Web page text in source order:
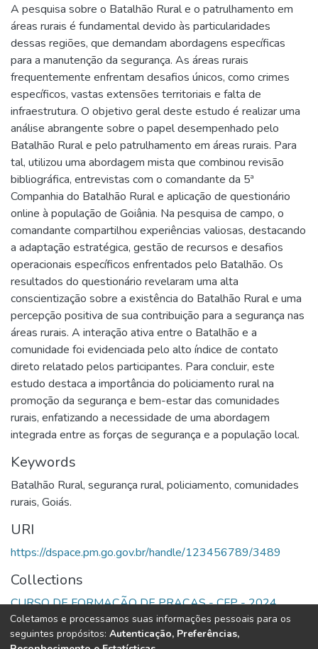
A pesquisa sobre o Batalhão Rural e o patrulhamento em
áreas rurais é fundamental devido às particularidades
dessas regiões, que demandam abordagens específicas
para a manutenção da segurança. As áreas rurais
frequentemente enfrentam desafios únicos, como crimes
específicos, vastas extensões territoriais e falta de
infraestrutura. O objetivo geral deste estudo é realizar uma
análise abrangente sobre o papel desempenhado pelo
Batalhão Rural e pelo patrulhamento em áreas rurais. Para
tal, utilizou uma abordagem mista que combinou revisão
bibliográfica, entrevistas com o comandante da 5ª
Companhia do Batalhão Rural e aplicação de questionário
online à população de Goiânia. Na pesquisa de campo, o
comandante compartilhou experiências valiosas, destacando
a adaptação estratégica, gestão de recursos e desafios
operacionais específicos enfrentados pelo Batalhão. Os
resultados do questionário revelaram uma alta
conscientização sobre a existência do Batalhão Rural e uma
percepção positiva de sua contribuição para a segurança nas
áreas rurais. A interação ativa entre o Batalhão e a
comunidade foi evidenciada pelo alto índice de contato
direto relatado pelos participantes. Para concluir, este
estudo destaca a importância do policiamento rural na
promoção da segurança e bem-estar das comunidades
rurais, enfatizando a necessidade de uma abordagem
integrada entre as forças de segurança e a população local.
Keywords
Batalhão Rural, segurança rural, policiamento, comunidades
rurais, Goiás.
URI
https://dspace.pm.go.gov.br/handle/123456789/3489
Collections
CURSO DE FORMAÇÃO DE PRAÇAS - CFP - 2024
Full item page
Coletamos e processamos suas informações pessoais para os
seguintes propósitos: Autenticação, Preferências,